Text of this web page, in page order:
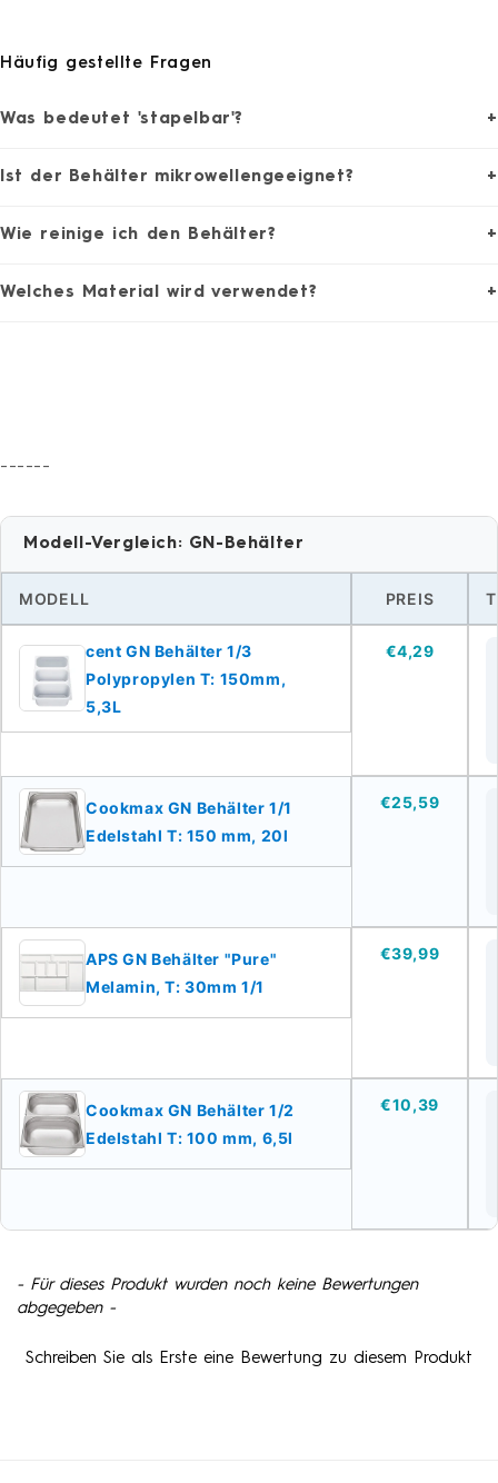
Häufig gestellte Fragen
Was bedeutet 'stapelbar'? +
Ist der Behälter mikrowellengeeignet? +
Wie reinige ich den Behälter? +
Welches Material wird verwendet? +
------
Modell-Vergleich: GN-Behälter
MODELL PREIS
cent GN Behälter 1/3
Polypropylen T: 150mm,
5,3L
€4,29
Cookmax GN Behälter 1/1
Edelstahl T: 150 mm, 20l
€25,59
APS GN Behälter "Pure"
Melamin, T: 30mm 1/1
€39,99
Cookmax GN Behälter 1/2
Edelstahl T: 100 mm, 6,5l
€10,39
- Für dieses Produkt wurden noch keine Bewertungen
abgegeben -
Schreiben Sie als Erste eine Bewertung zu diesem Produkt
New content loaded